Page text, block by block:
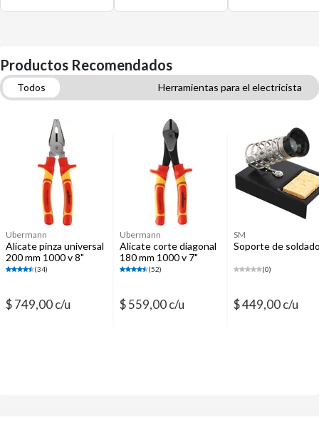
Productos Recomendados
Todos
Herramientas para el electricista
Conectores, grampas y terminales
Destornilladores
Cintas aisladoras
Alicates, pinzas y tenazas
Ubermann
Alicate pinza universal
200 mm 1000 v 8"
(34)
$ 749,00 c/u
Ubermann
Alicate corte diagonal
180 mm 1000 v 7"
(52)
$ 559,00 c/u
SM
Soporte de
(0)
$ 449,00 c/u